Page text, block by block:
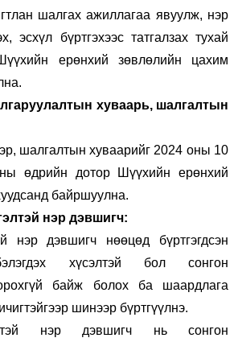
шалгах ажиллагаа явуулж, нэр
эсхүл бүртгэхээс татгалзах тухай
ерөнхий зөвлөлийн цахим
хуваарь, шалгалтын
шалгалтын хуваарийг 2024 оны 10
өдрийн дотор Шүүхийн ерөнхий
байршуулна.
нэр дэвшигч:
нэр дэвшигч нөөцөд бүртгэгдсэн
хүсэлтэй бол сонгон
байж болох ба шаардлага
шинээр бүртгүүлнэ.
нэр дэвшигч нь сонгон